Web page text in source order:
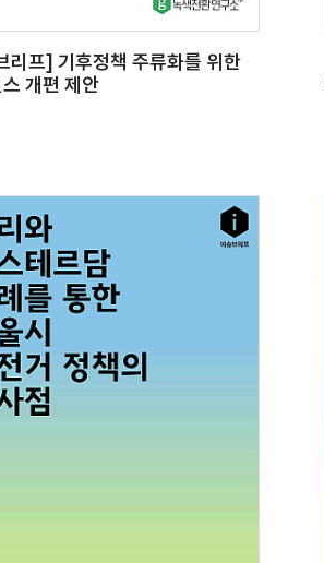
리프] 기후정책 주류화를 위한
개편 제안